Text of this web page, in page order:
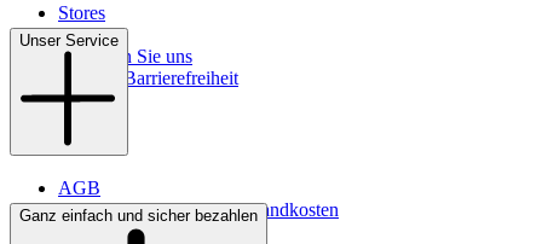
Stores
Kontakt
So finden Sie uns
Digitale Barrierefreiheit
Unser Service
AGB
Lieferbedingungen & Versandkosten
Bezahlung
Ganz einfach und sicher bezahlen